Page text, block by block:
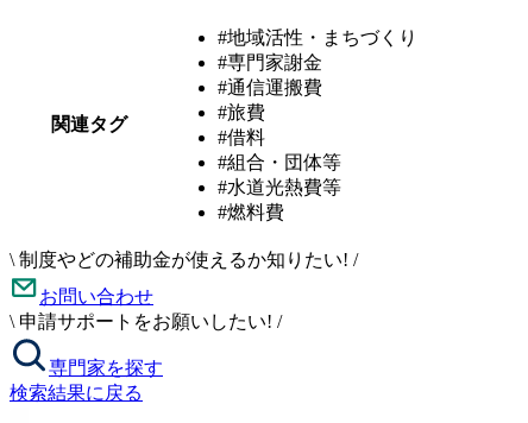
関連タグ
#地域活性・まちづくり
#専門家謝金
#通信運搬費
#旅費
#借料
#組合・団体等
#水道光熱費等
#燃料費
\ 制度やどの補助金が使えるか知りたい! /
お問い合わせ
\ 申請サポートをお願いしたい! /
専門家を探す
検索結果に戻る